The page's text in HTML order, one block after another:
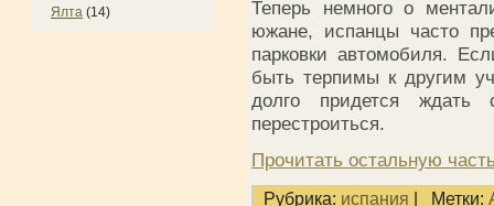
Ялта (14)
Теперь немного о
южане, испанцы часто
парковки автомобиля.
быть терпимы к другим
долго придется ждать
перестроиться.
Прочитать остальную
Рубрика: испания | Метки: